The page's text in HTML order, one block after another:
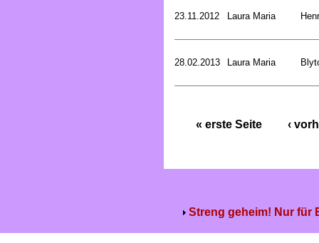
23.11.2012 Laura Maria
28.02.2013 Laura Maria
« erste Seite ‹
Streng geheim! Nur für